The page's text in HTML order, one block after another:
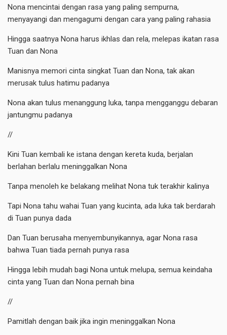
Nona mencintai dengan rasa yang paling sempurna,
menyayangi dan mengagumi dengan cara yang paling rahasia
Hingga saatnya Nona harus ikhlas dan rela, melepas ikatan rasa
Tuan dan Nona
Manisnya memori cinta singkat Tuan dan Nona, tak akan
merusak tulus hatimu padanya
Nona akan tulus menanggung luka, tanpa mengganggu debaran
jantungmu padanya
//
Kini Tuan kembali ke istana dengan kereta kuda, berjalan
berlahan berlalu meninggalkan Nona
Tanpa menoleh ke belakang melihat Nona tuk terakhir kalinya
Tapi Nona tahu wahai Tuan yang kucinta, ada luka tak berdarah
di Tuan punya dada
Dan Tuan berusaha menyembunyikannya, agar Nona rasa
bahwa Tuan tiada pernah punya rasa
Hingga lebih mudah bagi Nona untuk melupa, semua keindaha
cinta yang Tuan dan Nona pernah bina
//
Pamitlah dengan baik jika ingin meninggalkan Nona